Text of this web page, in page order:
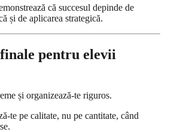
că succesul depinde de
și de aplicarea strategică.
pentru elevii
și organizează-te riguros.
te pe calitate, nu pe cantitate, când